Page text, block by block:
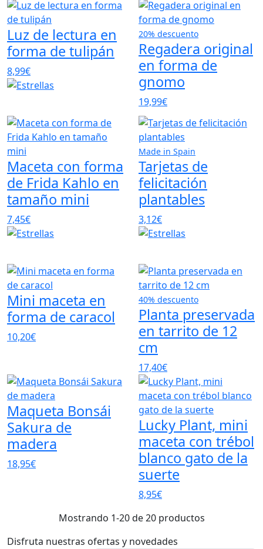
Luz de lectura en
forma de tulipán
8,99€
20% descuento
Regadera original
en forma de
gnomo
19,99€
Maceta con forma
de Frida Kahlo en
tamaño mini
7,45€
Made in Spain
Tarjetas de
felicitación
plantables
3,12€
Mini maceta en
forma de caracol
10,20€
40% descuento
Planta preservada
en tarrito de 12
cm
17,40€
Maqueta Bonsái
Sakura de
madera
18,95€
Lucky Plant, mini
maceta con trébol
blanco gato de la
suerte
8,95€
Mostrando 1-20 de 20 productos
Disfruta nuestras ofertas y novedades